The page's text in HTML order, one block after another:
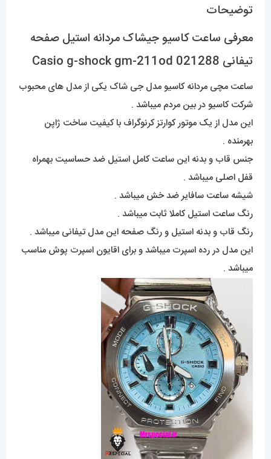
توضیحات
معرفی ساعت کاسیو جیشاک مردانه استیل صفحه
تیفانی Casio g-shock gm-211od 021288
ساعت مچی مردانه کاسیو مدل جی شاک یکی از مدل های محبوب
شرکت کاسیو در بین مردم میباشد .
این مدل از یک موتور کوارتز کرنوگراف با کیفیت ساخت ژاپن
بهرمنده .
جنس قاب و بدنه این ساعت کامل استیل ضد حساسیت بهمراه
قفل اصلی میباشد .
شیشه ساعت سافایر ضد خش میباشد .
رنگ ساعت استیل کاملا ثابت میباشد .
رنگ قاب و بدنه استیل و رنگ صفحه این مدل تیفانی میباشد .
این مدل در رده اسپرت میباشد و برای اقایون اسپرت پوش مناسب
میباشد .